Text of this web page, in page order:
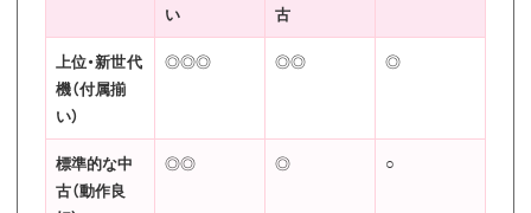
い
古
上位・新世代
機（付属揃
い）
◎◎◎ ◎◎ ◎
標準的な中
古（動作良
◎◎ ◎ ○